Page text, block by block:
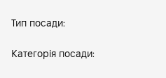
Тип посади:
Категорія посади: